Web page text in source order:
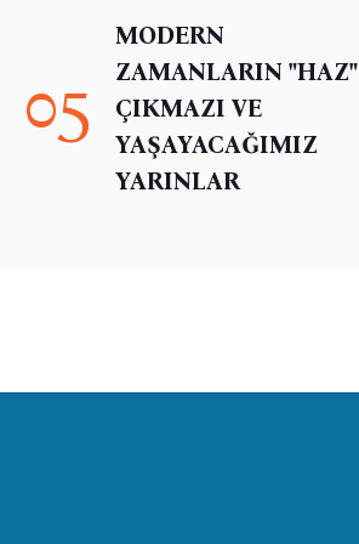
05
MODERN
ZAMANLARIN "HAZ"
ÇIKMAZI VE
YAŞAYACAĞIMIZ
YARINLAR